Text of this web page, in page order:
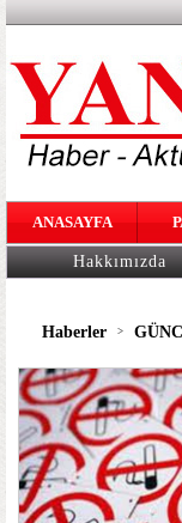
ANASAYFA
Hakkımızda
Haberler >